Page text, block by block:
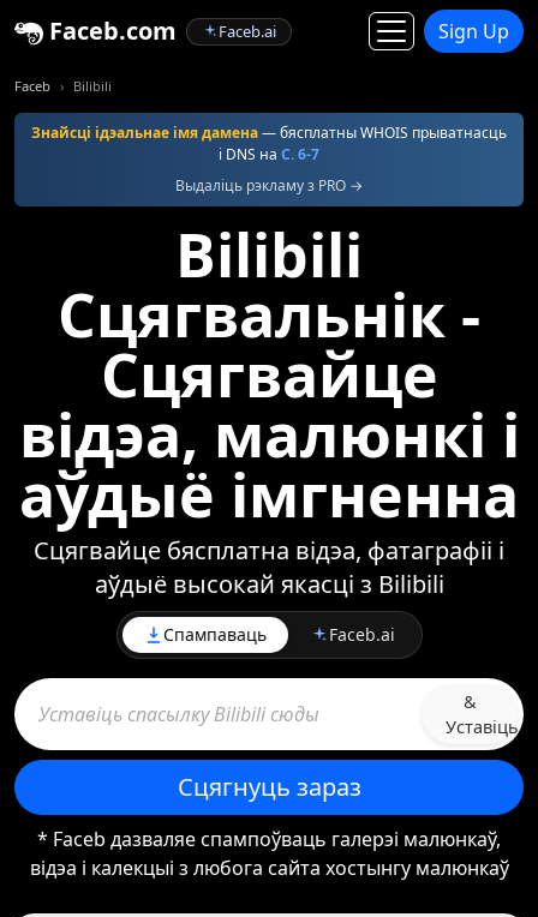
Faceb.com Faceb.ai Sign Up
Faceb Bilibili
Знайсці ідэальнае імя дамена— бясплатны WHOIS прыватнасць
і DNS на С. 6-7
Выдаліць рэкламу з PRO →
Bilibili
Сцягвальнік -
Сцягвайце
відэа, малюнкі і
аўдыё імгненна
Сцягвайце бясплатна відэа, фатаграфіі і
аўдыё высокай якасці з Bilibili
Спампаваць Faceb.ai
&
Уставіць
Сцягнуць зараз
* Faceb дазваляе спампоўваць галерэі малюнкаў,
відэа і калекцыі з любога сайта хостынгу малюнкаў